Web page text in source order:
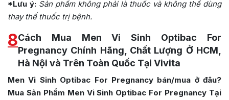
*Lưu ý: Sản phẩm không phải là thuốc và không thể dùng
thay thế thuốc trị bệnh.
8Cách Mua Men Vi Sinh Optibac For
Pregnancy Chính Hãng, Chất Lượng Ở HCM,
Hà Nội và Trên Toàn Quốc Tại Vivita
Men Vi Sinh Optibac For Pregnancy bán/mua ở đâu?
Mua Sản Phẩm Men Vi Sinh Optibac For Pregnancy Tại